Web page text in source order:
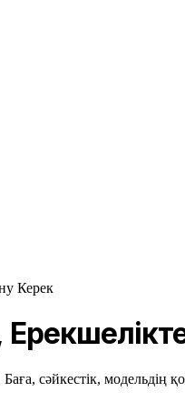
Керек
сәйкестік, модельдің